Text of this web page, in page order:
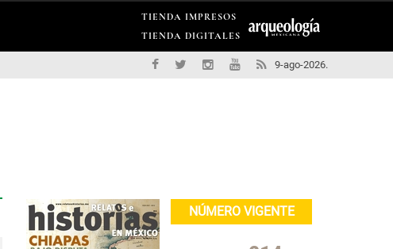
TIENDA IMPRESOS
TIENDA DIGITALES
9-ago-2026.
NÚMERO VIGENTE